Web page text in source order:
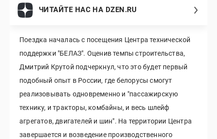
ЧИТАЙТЕ НАС НА DZEN.RU
Поездка началась с посещения Центра технической
поддержки "БЕЛАЗ". Оценив темпы строительства,
Дмитрий Крутой подчеркнул, что это будет первый
подобный опыт в России, где белорусы смогут
реализовывать одновременно и "пассажирскую
технику, и тракторы, комбайны, и весь шлейф
агрегатов, двигателей и шин". На территории Центра
завершается и возведение производственного